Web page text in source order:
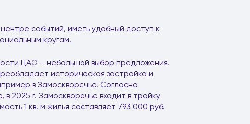
событий, иметь удобный доступ к
кругам.
ЦАО – небольшой выбор предложения.
историческая застройка и
в Замоскворечье. Согласно
2025 г. Замоскворечье входит в тройку
1 кв. м жилья составляет 793 000 руб.